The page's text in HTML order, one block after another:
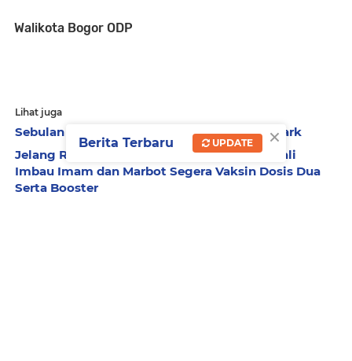
Walikota Bogor ODP
Lihat juga
Sebulan 900 Pelajar Outbond di DeDurian Park
Jelang Ramadhan Gubernur Khofifah Kembali
Imbau Imam dan Marbot Segera Vaksin Dosis Dua
Serta Booster
×
Berita Terbaru UPDATE